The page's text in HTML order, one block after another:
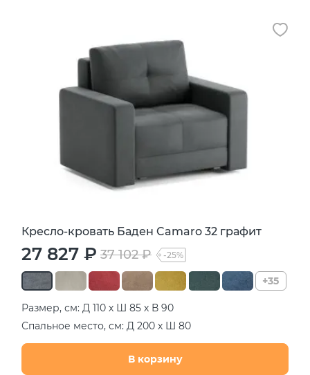
Кресло-кровать Баден Camaro 32 графит
27 827 ₽ 37 102 ₽ -25%
+35
Размер, см: Д 110 х Ш 85 х В 90
Спальное место, см: Д 200 х Ш 80
В корзину